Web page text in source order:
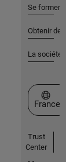
Se former
Obtenir de
La société
France
Trust
Center